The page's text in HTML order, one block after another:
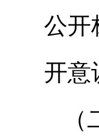
公开
开意